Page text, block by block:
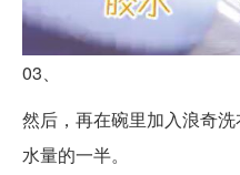
03、
然后，再在碗里加入浪奇
水量的一半。